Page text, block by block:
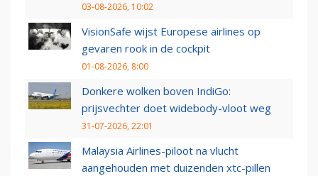
03-08-2026, 10:02
VisionSafe wijst Europese airlines op
gevaren rook in de cockpit
01-08-2026, 8:00
Donkere wolken boven IndiGo:
prijsvechter doet widebody-vloot weg
31-07-2026, 22:01
Malaysia Airlines-piloot na vlucht
aangehouden met duizenden xtc-pillen